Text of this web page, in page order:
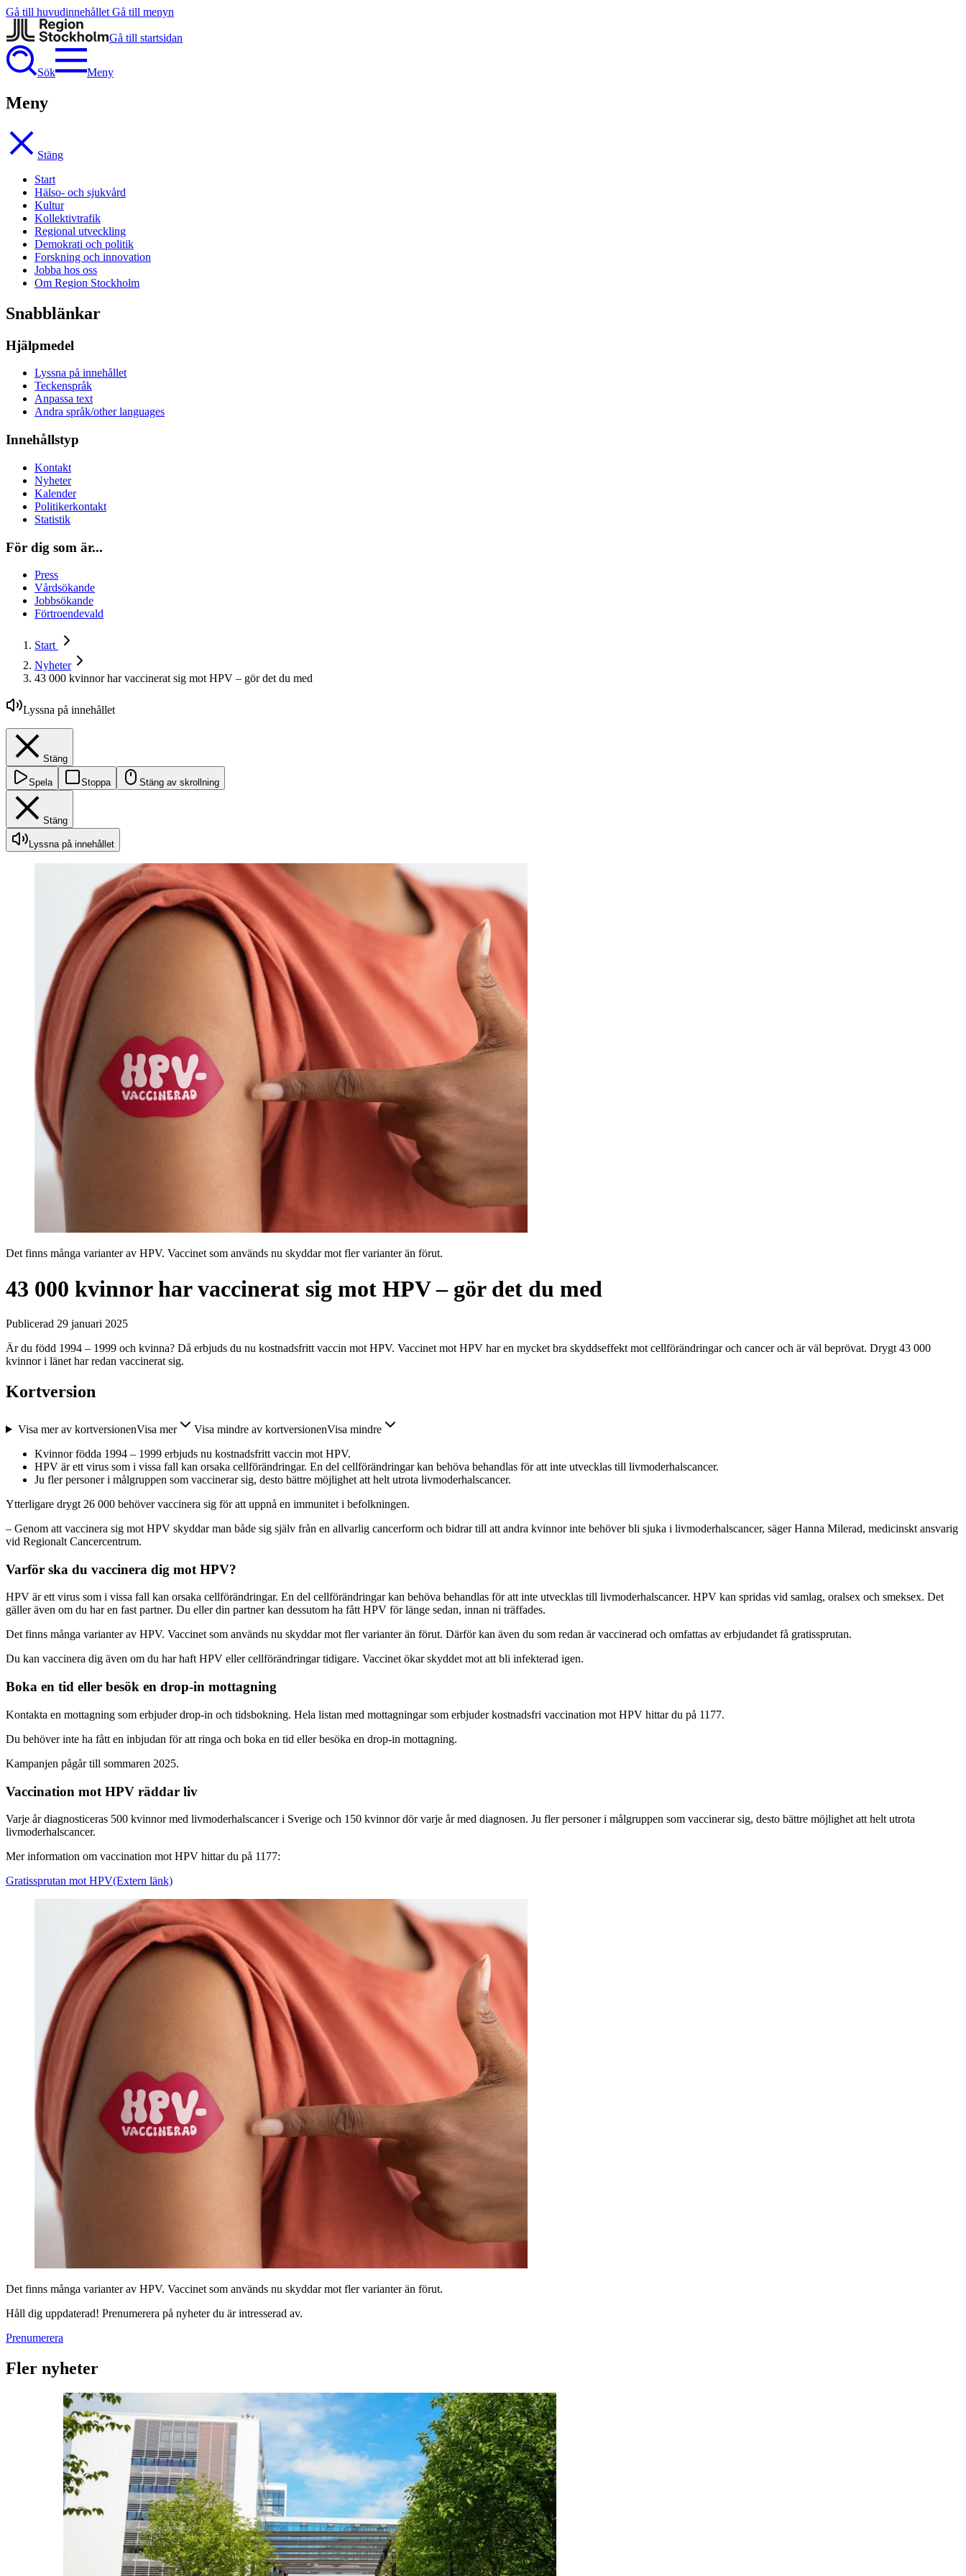
Gå till huvudinnehållet Gå till menyn
Gå till startsidan
Sök Meny
Meny
Stäng
Start
Hälso- och sjukvård
Kultur
Kollektivtrafik
Regional utveckling
Demokrati och politik
Forskning och innovation
Jobba hos oss
Om Region Stockholm
Snabblänkar
Hjälpmedel
Lyssna på innehållet
Teckenspråk
Anpassa text
Andra språk/other languages
Innehållstyp
Kontakt
Nyheter
Kalender
Politikerkontakt
Statistik
För dig som är...
Press
Vårdsökande
Jobbsökande
Förtroendevald
Start
Nyheter
43 000 kvinnor har vaccinerat sig mot HPV – gör det du med
Lyssna på innehållet
Stäng
Spela Stoppa Stäng av skrollning
Stäng
Lyssna på innehållet
Det finns många varianter av HPV. Vaccinet som används nu skyddar mot fler varianter än förut.
43 000 kvinnor har vaccinerat sig mot HPV – gör det du med
Publicerad 29 januari 2025
Är du född 1994 – 1999 och kvinna? Då erbjuds du nu kostnadsfritt vaccin mot HPV. Vaccinet mot HPV har en mycket bra skyddseffekt mot cellförändringar och cancer och är väl beprövat. Drygt 43 000
kvinnor i länet har redan vaccinerat sig.
Kortversion
Visa mer av kortversionenVisa mer Visa mindre av kortversionenVisa mindre
Kvinnor födda 1994 – 1999 erbjuds nu kostnadsfritt vaccin mot HPV.
HPV är ett virus som i vissa fall kan orsaka cellförändringar. En del cellförändringar kan behöva behandlas för att inte utvecklas till livmoderhalscancer.
Ju fler personer i målgruppen som vaccinerar sig, desto bättre möjlighet att helt utrota livmoderhalscancer.
Ytterligare drygt 26 000 behöver vaccinera sig för att uppnå en immunitet i befolkningen.
– Genom att vaccinera sig mot HPV skyddar man både sig själv från en allvarlig cancerform och bidrar till att andra kvinnor inte behöver bli sjuka i livmoderhalscancer, säger Hanna Milerad, medicinskt ansvarig
vid Regionalt Cancercentrum.
Varför ska du vaccinera dig mot HPV?
HPV är ett virus som i vissa fall kan orsaka cellförändringar. En del cellförändringar kan behöva behandlas för att inte utvecklas till livmoderhalscancer. HPV kan spridas vid samlag, oralsex och smeksex. Det
gäller även om du har en fast partner. Du eller din partner kan dessutom ha fått HPV för länge sedan, innan ni träffades.
Det finns många varianter av HPV. Vaccinet som används nu skyddar mot fler varianter än förut. Därför kan även du som redan är vaccinerad och omfattas av erbjudandet få gratissprutan.
Du kan vaccinera dig även om du har haft HPV eller cellförändringar tidigare. Vaccinet ökar skyddet mot att bli infekterad igen.
Boka en tid eller besök en drop-in mottagning
Kontakta en mottagning som erbjuder drop-in och tidsbokning. Hela listan med mottagningar som erbjuder kostnadsfri vaccination mot HPV hittar du på 1177.
Du behöver inte ha fått en inbjudan för att ringa och boka en tid eller besöka en drop-in mottagning.
Kampanjen pågår till sommaren 2025.
Vaccination mot HPV räddar liv
Varje år diagnosticeras 500 kvinnor med livmoderhalscancer i Sverige och 150 kvinnor dör varje år med diagnosen. Ju fler personer i målgruppen som vaccinerar sig, desto bättre möjlighet att helt utrota
livmoderhalscancer.
Mer information om vaccination mot HPV hittar du på 1177:
Gratissprutan mot HPV(Extern länk)
Det finns många varianter av HPV. Vaccinet som används nu skyddar mot fler varianter än förut.
Håll dig uppdaterad! Prenumerera på nyheter du är intresserad av.
Prenumerera
Fler nyheter